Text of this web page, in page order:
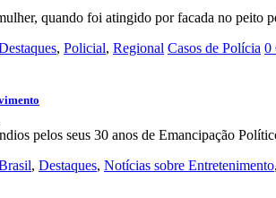
quando foi atingido por facada no peito
, Policial, Regional Casos de Polícia 0
pelos seus 30 anos de Emancipação
, Destaques, Notícias sobre Entretenimento,